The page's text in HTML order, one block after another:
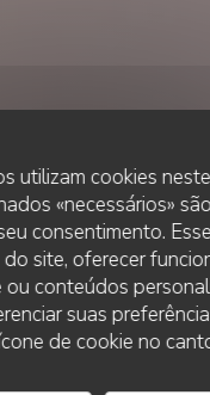
utilizam cookies
«necessários»
consentimento.
site, oferecer
conteúdos
suas
de cookie no
•
de